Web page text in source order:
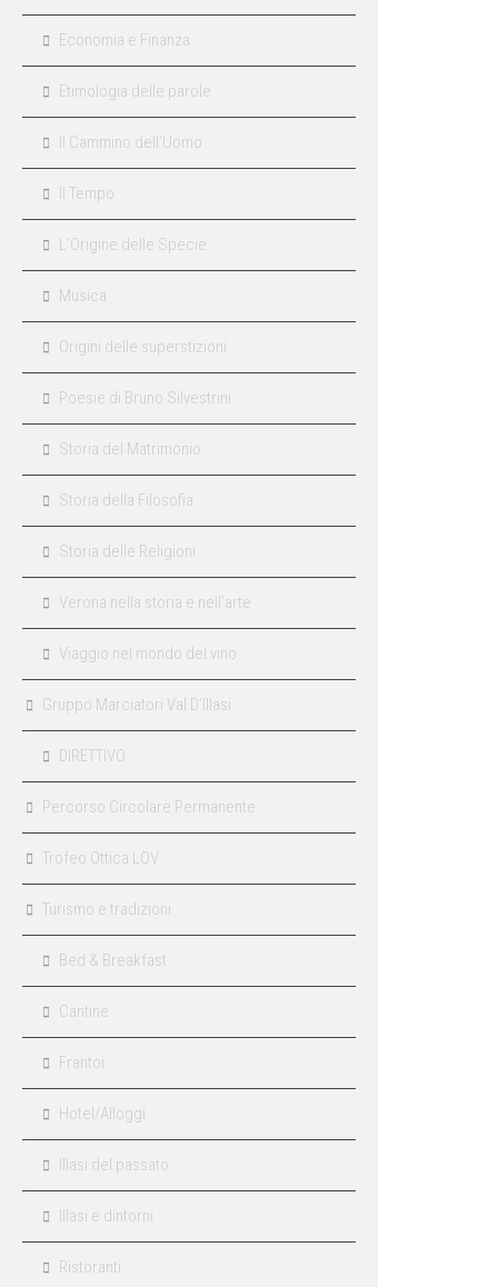
Economia e Finanza
Etimologia delle parole
Il Cammino dell’Uomo
Il Tempo
L’Origine delle Specie
Musica
Origini delle superstizioni
Poesie di Bruno Silvestrini
Storia del Matrimonio
Storia della Filosofia
Storia delle Religioni
Verona nella storia e nell’arte
Viaggio nel mondo del vino
Gruppo Marciatori Val D’Illasi
DIRETTIVO
Percorso Circolare Permanente
Trofeo Ottica LOV
Turismo e tradizioni
Bed & Breakfast
Cantine
Frantoi
Hotel/Alloggi
Illasi del passato
Illasi e dintorni
Ristoranti